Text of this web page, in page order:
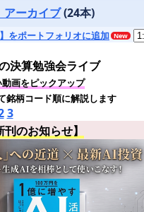
アーカイブ(24本)
をポートフォリオに追加
決算勉強会ライブ
画をピックアップ
銘柄コード順に解説します
3
刊のお知らせ】